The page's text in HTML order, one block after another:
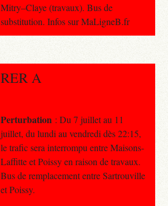
Mitry–Claye (travaux). Bus de
substitution. Infos sur MaLigneB.fr
RER A
Perturbation : Du 7 juillet au 11
juillet, du lundi au vendredi dès 22:15,
le trafic sera interrompu entre Maisons-
Laffitte et Poissy en raison de travaux.
Bus de remplacement entre Sartrouville
et Poissy.